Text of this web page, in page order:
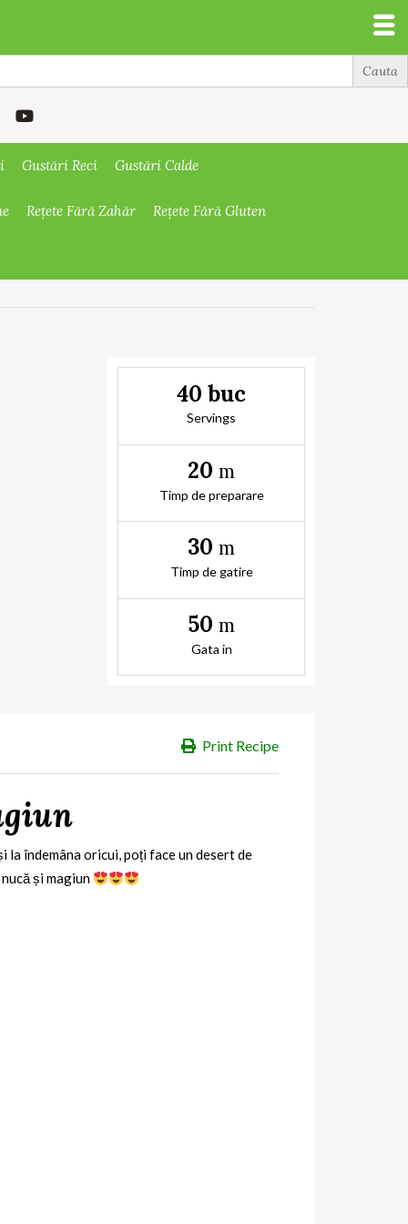
Gustări Reci Gustări Calde
Rețete Fără Zahăr Rețete Fără Gluten
40 buc
Servings
20 m
Timp de preparare
30 m
Timp de gatire
50 m
Gata in
Print Recipe
îndemâna oricui, poți face un desert de
și magiun